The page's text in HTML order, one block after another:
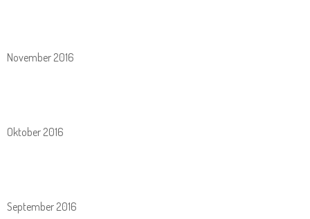
November 2016
Oktober 2016
September 2016